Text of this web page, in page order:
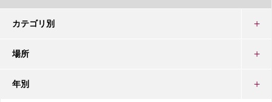
カテゴリ別
場所
年別